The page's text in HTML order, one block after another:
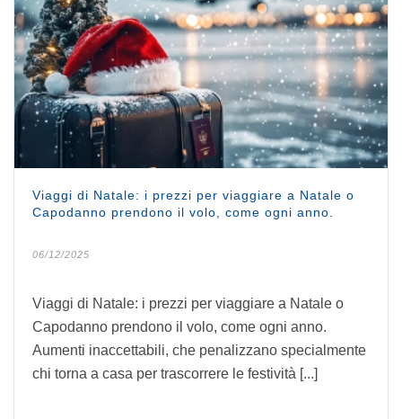
Viaggi di Natale: i prezzi per viaggiare a Natale o
Capodanno prendono il volo, come ogni anno.
06/12/2025
Viaggi di Natale: i prezzi per viaggiare a Natale o
Capodanno prendono il volo, come ogni anno.
Aumenti inaccettabili, che penalizzano specialmente
chi torna a casa per trascorrere le festività [...]